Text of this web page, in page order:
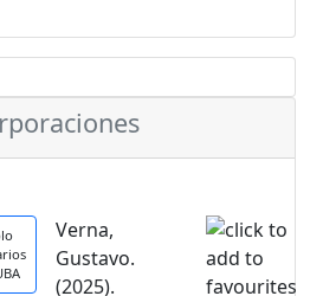
Verna,
Gustavo.
(2025).